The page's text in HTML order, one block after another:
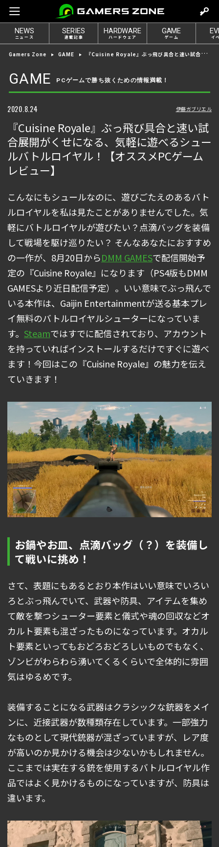
e
t
o
g
n
NEWS
ニュース
SERIES
連載記事
HARDWARE
ハードウェア
GAME
ゲーム イ
Gamers Zone GAME 『Cuisine Royale』ぶっ飛び具合と速い試合展開がくせになる、気軽に遊べるシュールバトルロイヤル！【オススメPCゲームレビュー】
GAME PCゲームで勝ち抜くための情報満載！
2020.8.24 伊藤ガブリエル
『Cuisine Royale』ぶっ飛び具合と速い試
合展開がくせになる、気軽に遊べるシュー
ルバトルロイヤル！【オススメPCゲーム
レビュー】
こんなにもシュールなのに、遊びごたえのあるバト
ルロイヤルを私は見たことがありませんでした。気
軽にバトルロイヤルが遊びたい？点滴バッグを装備
して戦場を駆け巡りたい？ そんなあなたにおすすめ
の一作が、8月20日からDMM GAMESで配信開始予
定の『Cuisine Royale』になります（PS4版もDMM
GAMESより近日配信予定）。いい意味でぶっ飛んで
いる本作は、Gaijin Entertainmentが送る基本プレ
イ無料のバトルロイヤルシューターになっていま
す。 Steamではすでに配信されており、アカウント
を持っていればインストールするだけですぐに遊べ
ます！今回はこの『Cuisine Royale』の魅力を伝え
ていきます！
お鍋やお皿、点滴バッグ（？）を装備し
て戦いに挑め！
さて、表題にもあるとおり本作はいい意味でいろい
ろとぶっ飛んでいて、武器や防具、アイテムを集め
て敵を撃つシューター要素と儀式や魂の回収などオ
カルト要素も混ざったものになっています。オカル
ト要素といってもおどろおどろしいものでもなく、
ゾンビがわらわら湧いてくるくらいで全体的に雰囲
気はゆるめです。
装備することになる武器はクラシックな銃器をメイ
ンに、近接武器が数種類存在しています。一部強力
なものとして現代銃器が混ざっていますが、レア度
が高いのか見かける機会は少ないかもしれません。
ここまでは実在する銃を使用するバトルロイヤル作
品ではよく見かけるものになっていますが、防具は
違います。